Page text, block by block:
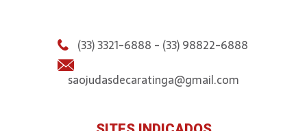
(33) 3321-6888 - (33) 98822-6888
saojudasdecaratinga@gmail.com